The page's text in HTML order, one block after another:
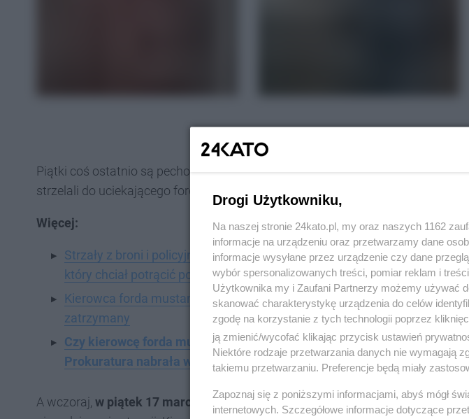
Piątki coś ostatnio są pechowe w katowickim Podlesiu. 2 tygodnie temu, 3
strzelali do uciekającego forda mustanga.
Więcej:
Strzały z broni i policyjny pościg ulicami katowickich dzielnic Podlesie i
który chciał potrącić policjanta, ciągle jest poszukiwany
Kierowca forda mustanga, który chciał potrącić policjanta, ciągle nie
zatrzymany
Czy kierowcę forda mustanga, który w Katowicach próbował potrącić
Prokuratura nabrała wody w usta
A wczoraj, w piątek 17 marca 2023 rokuwieczorem na stadionie KS
Drogi Użytkowniku,
Na naszej stronie 24kato.pl, my oraz naszych 1162
informacje na urządzeniu oraz przetwarzamy dane
informacje wysyłane przez urządzenie czy dane
wybór spersonalizowanych treści, pomiar reklam i
Użytkownika my i Zaufani Partnerzy możemy używać
skanować charakterystykę urządzenia do celów
zgodę na korzystanie z tych technologii poprzez
ją zmienić/wycofać klikając przycisk ustawień
Niektóre rodzaje przetwarzania danych nie wymagają
takiemu przetwarzaniu. Preferencje będą miały
Zapoznaj się z poniższymi informacjami, abyś mógł
internetowych. Szczegółowe informacje dotyczące